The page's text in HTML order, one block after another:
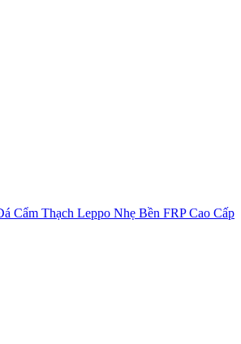
Cẩm Thạch Leppo Nhẹ Bền FRP Cao Cấp